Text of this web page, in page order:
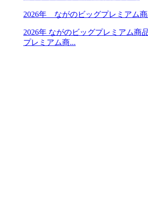
2026年 ながのビッグプレミアム
2026年 ながのビッグプレミアム商
プレミアム商...